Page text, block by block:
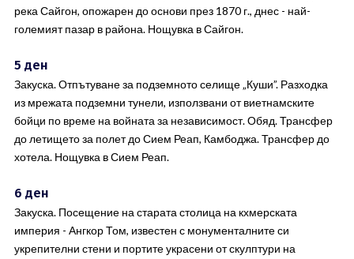
река Сайгон, опожарен до основи през 1870 г., днес - най-
големият пазар в района. Нощувка в Сайгон.
5 ден
Закуска. Отпътуване за подземното селище „Куши”. Разходка
из мрежата подземни тунели, използвани от виетнамските
бойци по време на войната за независимост. Обяд. Трансфер
до летището за полет до Сием Реап, Камбоджа. Трансфер до
хотела. Нощувка в Сием Реап.
6 ден
Закуска. Посещение на старата столица на кхмерската
империя - Ангкор Том, известен с монументалните си
укрепителни стени и портите украсени от скулптури на